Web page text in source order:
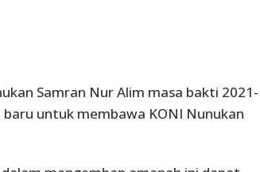
Samran Nur Alim masa bakti 2021-
untuk membawa KONI Nunukan